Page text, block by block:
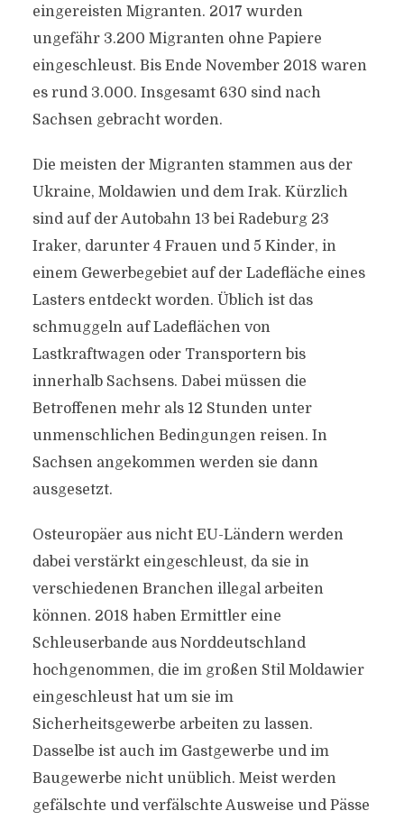
eingereisten Migranten. 2017 wurden
ungefähr 3.200 Migranten ohne Papiere
eingeschleust. Bis Ende November 2018 waren
es rund 3.000. Insgesamt 630 sind nach
Sachsen gebracht worden.
Die meisten der Migranten stammen aus der
Ukraine, Moldawien und dem Irak. Kürzlich
sind auf der Autobahn 13 bei Radeburg 23
Iraker, darunter 4 Frauen und 5 Kinder, in
einem Gewerbegebiet auf der Ladefläche eines
Lasters entdeckt worden. Üblich ist das
schmuggeln auf Ladeflächen von
Lastkraftwagen oder Transportern bis
innerhalb Sachsens. Dabei müssen die
Betroffenen mehr als 12 Stunden unter
unmenschlichen Bedingungen reisen. In
Sachsen angekommen werden sie dann
ausgesetzt.
Osteuropäer aus nicht EU-Ländern werden
dabei verstärkt eingeschleust, da sie in
verschiedenen Branchen illegal arbeiten
können. 2018 haben Ermittler eine
Schleuserbande aus Norddeutschland
hochgenommen, die im großen Stil Moldawier
eingeschleust hat um sie im
Sicherheitsgewerbe arbeiten zu lassen.
Dasselbe ist auch im Gastgewerbe und im
Baugewerbe nicht unüblich. Meist werden
gefälschte und verfälschte Ausweise und Pässe